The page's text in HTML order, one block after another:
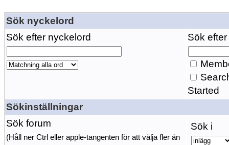
Sök nyckelord
Sök efter nyckelord
Sök
Started
Sökinställningar
Sök forum
(Håll ner Ctrl eller apple-tangenten för att välja fler än
Sök i